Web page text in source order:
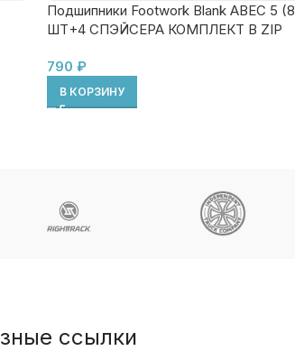
Подшипники Footwork Blank ABEC 5 (8
ШТ+4 СПЭЙСЕРА КОМПЛЕКТ В ZIP
790 ₽
В КОРЗИНУ
ссылки